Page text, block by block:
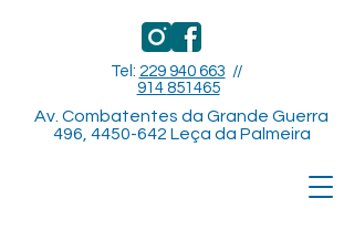
Av. Combatentes da Grande Guerra
496, 4450-642 Leça da Palmeira
Tel: 229 940 663 //
914 851465